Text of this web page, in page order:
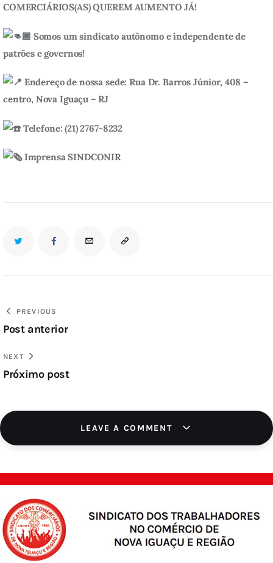
COMERCIÁRIOS(AS) QUEREM AUMENTO JÁ!
Somos um sindicato autônomo e independente de
patrões e governos!
Endereço de nossa sede: Rua Dr. Barros Júnior, 408 –
centro, Nova Iguaçu – RJ
Telefone: (21) 2767-8232
Imprensa SINDCONIR
PREVIOUS
Post anterior
NEXT
Próximo post
LEAVE A COMMENT